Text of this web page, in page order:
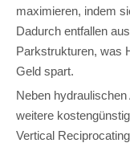
maximieren, indem
Dadurch entfallen
Parkstrukturen, was
Geld spart.
Neben
weitere
Vertical